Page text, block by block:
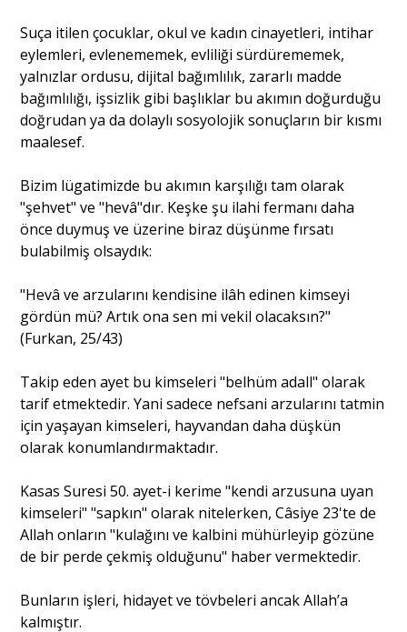
Suça itilen çocuklar, okul ve kadın cinayetleri, intihar
eylemleri, evlenememek, evliliği sürdürememek,
yalnızlar ordusu, dijital bağımlılık, zararlı madde
bağımlılığı, işsizlik gibi başlıklar bu akımın doğurduğu
doğrudan ya da dolaylı sosyolojik sonuçların bir kısmı
maalesef.
Bizim lügatimizde bu akımın karşılığı tam olarak
"şehvet" ve "hevâ"dır. Keşke şu ilahi fermanı daha
önce duymuş ve üzerine biraz düşünme fırsatı
bulabilmiş olsaydık:
"Hevâ ve arzularını kendisine ilâh edinen kimseyi
gördün mü? Artık ona sen mi vekil olacaksın?"
(Furkan, 25/43)
Takip eden ayet bu kimseleri "belhüm adall" olarak
tarif etmektedir. Yani sadece nefsani arzularını tatmin
için yaşayan kimseleri, hayvandan daha düşkün
olarak konumlandırmaktadır.
Kasas Suresi 50. ayet-i kerime "kendi arzusuna uyan
kimseleri" "sapkın" olarak nitelerken, Câsiye 23'te de
Allah onların "kulağını ve kalbini mühürleyip gözüne
de bir perde çekmiş olduğunu" haber vermektedir.
Bunların işleri, hidayet ve tövbeleri ancak Allah’a
kalmıştır.